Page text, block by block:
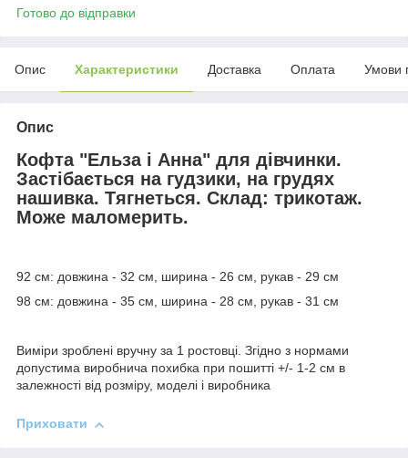
Готово до відправки
Опис Характеристики Доставка Оплата Умови
Опис
Кофта "Ельза і Анна" для дівчинки.
Застібається на гудзики, на грудях
нашивка. Тягнеться. Склад: трикотаж.
Може маломерить.
92 см: довжина - 32 см, ширина - 26 см, рукав - 29 см
98 см: довжина - 35 см, ширина - 28 см, рукав - 31 см
Виміри зроблені вручну за 1 ростовці. Згідно з нормами
допустима виробнича похибка при пошитті +/- 1-2 см в
залежності від розміру, моделі і виробника
Приховати